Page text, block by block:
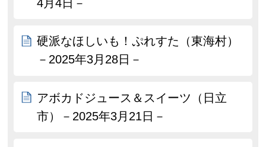
4月4日－
硬派なほしいも！ぷれすた（東海村）
－2025年3月28日－
アボカドジュース＆スイーツ（日立
市）－2025年3月21日－